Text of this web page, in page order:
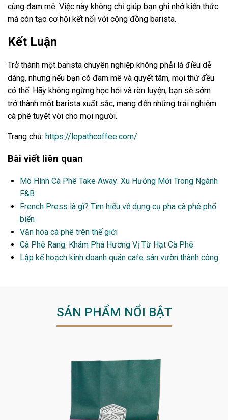
cùng đam mê. Việc này không chỉ giúp bạn ghi nhớ kiến thức
mà còn tạo cơ hội kết nối với cộng đồng barista.
Kết Luận
Trở thành một barista chuyên nghiệp không phải là điều dễ
dàng, nhưng nếu bạn có đam mê và quyết tâm, mọi thứ đều
có thể. Hãy không ngừng học hỏi và rèn luyện, bạn sẽ sớm
trở thành một barista xuất sắc, mang đến những trải nghiệm
cà phê tuyệt vời cho mọi người.
Trang chủ: https://lepathcoffee.com/
Bài viết liên quan
Mô Hình Cà Phê Take Away: Xu Hướng Mới Trong Ngành
F&B
French Press là gì? Tìm hiểu về dụng cụ pha cà phê phổ
biến
Văn hóa cà phê trên thế giới
Cà Phê Rang: Khám Phá Hương Vị Từ Hạt Cà Phê
Lập kế hoạch kinh doanh quán cafe sân vườn thành công
SẢN PHẨM NỔI BẬT